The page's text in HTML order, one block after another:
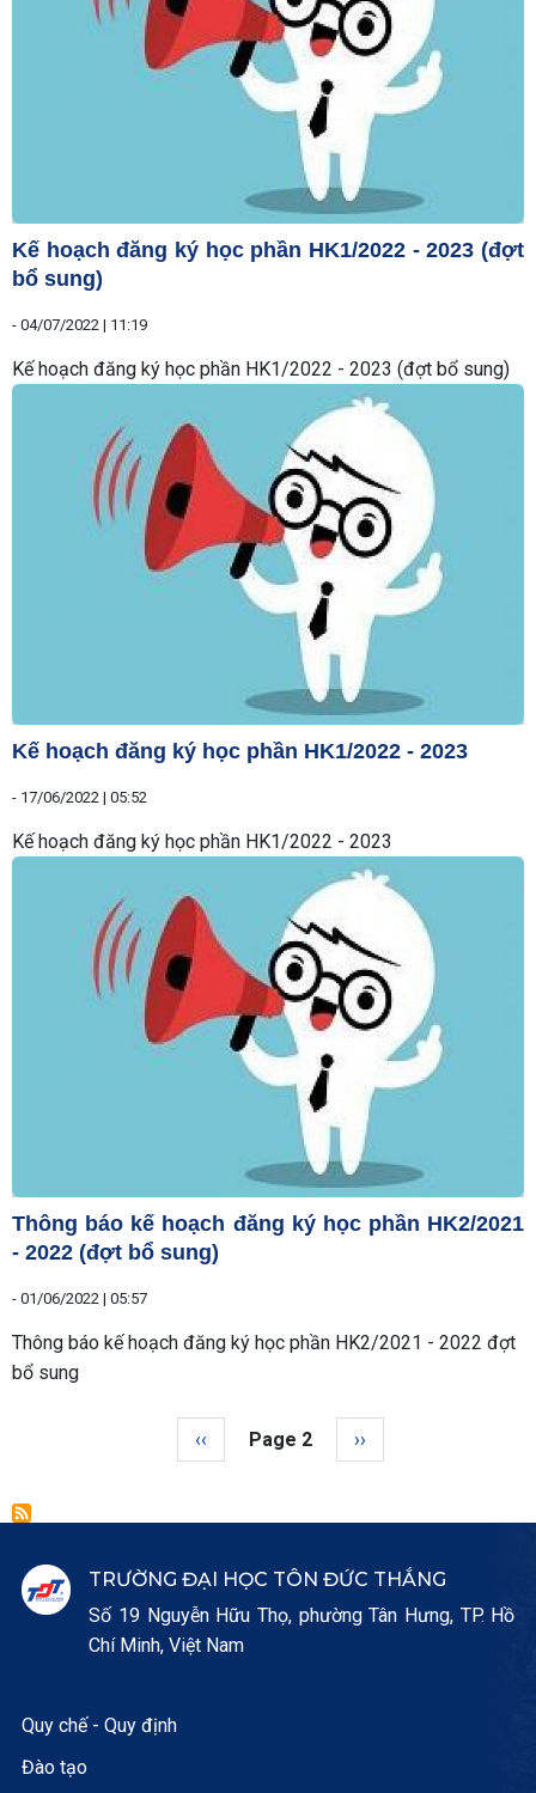
Kế hoạch đăng ký học phần HK1/2022 - 2023 (đợt
bổ sung)
- 04/07/2022 | 11:19
Kế hoạch đăng ký học phần HK1/2022 - 2023 (đợt bổ sung)
Kế hoạch đăng ký học phần HK1/2022 - 2023
- 17/06/2022 | 05:52
Kế hoạch đăng ký học phần HK1/2022 - 2023
Thông báo kế hoạch đăng ký học phần HK2/2021
- 2022 (đợt bổ sung)
- 01/06/2022 | 05:57
Thông báo kế hoạch đăng ký học phần HK2/2021 - 2022 đợt
bổ sung
Trang trước
‹‹ Page 2 Next page
››
TRƯỜNG ĐẠI HỌC TÔN ĐỨC THẮNG
Số 19 Nguyễn Hữu Thọ, phường Tân Hưng, TP. Hồ
Chí Minh, Việt Nam
Quy chế - Quy định
Đào tạo